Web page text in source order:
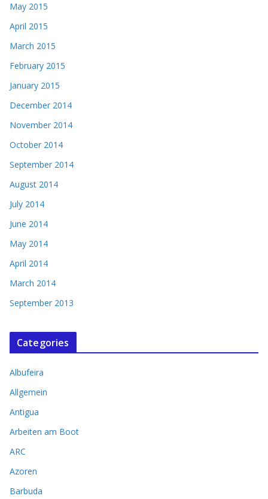
May 2015
April 2015
March 2015
February 2015
January 2015
December 2014
November 2014
October 2014
September 2014
August 2014
July 2014
June 2014
May 2014
April 2014
March 2014
September 2013
Categories
Albufeira
Allgemein
Antigua
Arbeiten am Boot
ARC
Azoren
Barbuda